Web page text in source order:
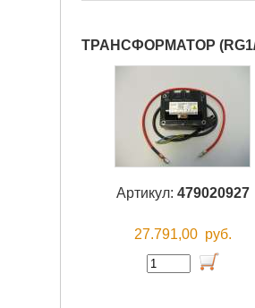
ТРАНСФОРМАТОР (RG1/
Артикул: 479020927
27.791,00 руб.